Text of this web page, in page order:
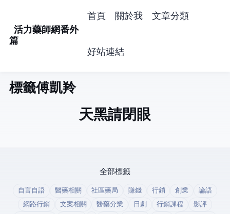
活力藥師網番外
篇
首頁 關於我 文章分類
好站連結
標籤: 傅凱羚 (1)
天黑請閉眼
全部標籤
自言自語 醫藥相關 社區藥局 賺錢 行銷 創業
論語
網路行銷
文案相關 醫藥分業 日劇 行銷課程
影評